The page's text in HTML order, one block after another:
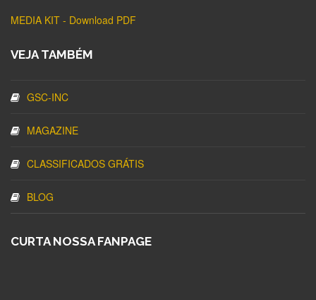
MEDIA KIT - Download PDF
VEJA TAMBÉM
GSC-INC
MAGAZINE
CLASSIFICADOS GRÁTIS
BLOG
CURTA NOSSA FANPAGE